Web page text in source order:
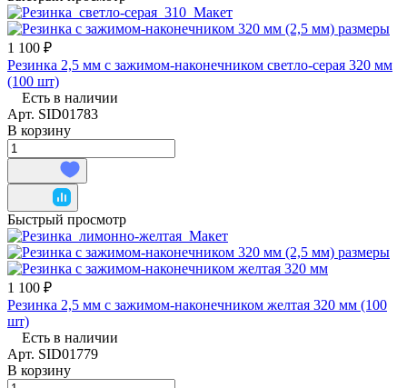
1 100 ₽
Резинка 2,5 мм с зажимом-наконечником светло-серая 320 мм
(100 шт)
Есть в наличии
Арт. SID01783
В корзину
Быстрый просмотр
1 100 ₽
Резинка 2,5 мм с зажимом-наконечником желтая 320 мм (100
шт)
Есть в наличии
Арт. SID01779
В корзину